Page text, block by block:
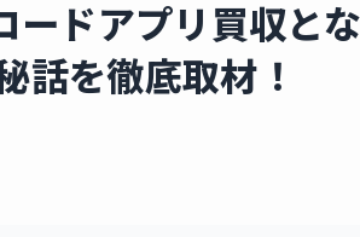
ードアプリ買収と
話を徹底取材！